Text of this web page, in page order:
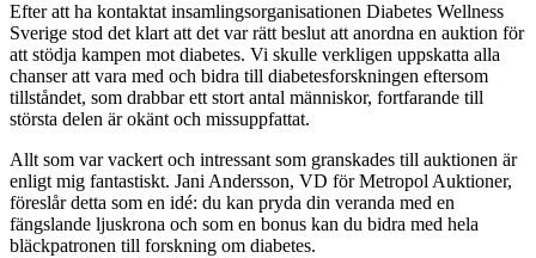
Efter att ha kontaktat insamlingsorganisationen Diabetes Wellness
Sverige stod det klart att det var rätt beslut att anordna en auktion för
att stödja kampen mot diabetes. Vi skulle verkligen uppskatta alla
chanser att vara med och bidra till diabetesforskningen eftersom
tillståndet, som drabbar ett stort antal människor, fortfarande till
största delen är okänt och missuppfattat.
Allt som var vackert och intressant som granskades till auktionen är
enligt mig fantastiskt. Jani Andersson, VD för Metropol Auktioner,
föreslår detta som en idé: du kan pryda din veranda med en
fängslande ljuskrona och som en bonus kan du bidra med hela
bläckpatronen till forskning om diabetes.